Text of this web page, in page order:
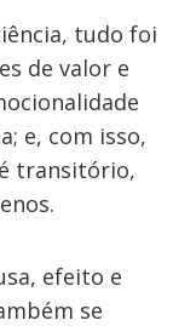
tudo foi
de valor e
e, com isso,
transitório,
efeito e
se